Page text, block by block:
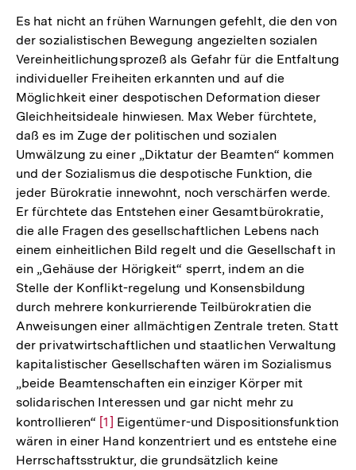
Es hat nicht an frühen Warnungen gefehlt, die den von
der sozialistischen Bewegung angezielten sozialen
Vereinheitlichungsprozeß als Gefahr für die Entfaltung
individueller Freiheiten erkannten und auf die
Möglichkeit einer despotischen Deformation dieser
Gleichheitsideale hinwiesen. Max Weber fürchtete,
daß es im Zuge der politischen und sozialen
Umwälzung zu einer „Diktatur der Beamten“ kommen
und der Sozialismus die despotische Funktion, die
jeder Bürokratie innewohnt, noch verschärfen werde.
Er fürchtete das Entstehen einer Gesamtbürokratie,
die alle Fragen des gesellschaftlichen Lebens nach
einem einheitlichen Bild regelt und die Gesellschaft in
ein „Gehäuse der Hörigkeit“ sperrt, indem an die
Stelle der Konflikt-regelung und Konsensbildung
durch mehrere konkurrierende Teilbürokratien die
Anweisungen einer allmächtigen Zentrale treten. Statt
der privatwirtschaftlichen und staatlichen Verwaltung
kapitalistischer Gesellschaften wären im Sozialismus
„beide Beamtenschaften ein einziger Körper mit
solidarischen Interessen und gar nicht mehr zu
kontrollieren“ Zur
Auflösung
der
[1] Eigentümer-und Dispositionsfunktion
wären in einer Hand konzentriert und es entstehe eine
Herrschaftsstruktur, die grundsätzlich keine